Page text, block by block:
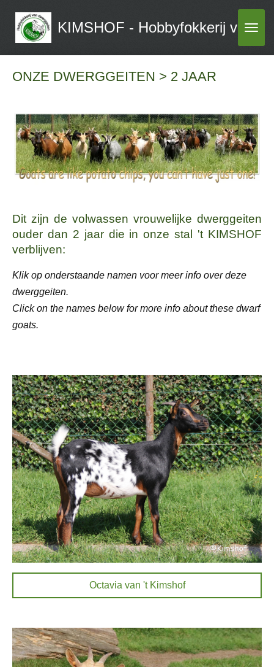
Ga
direct
hoofdinhoud
KIMSHOF - Hobbyfokkerij van
ONZE DWERGGEITEN > 2 JAAR
Dit zijn de volwassen vrouwelijke dwerggeiten
ouder dan 2 jaar die in onze stal 't KIMSHOF
verblijven:
Klik op onderstaande namen voor meer info over deze
dwerggeiten.
Click on the names below for more info about these dwarf
goats.
Octavia van 't Kimshof